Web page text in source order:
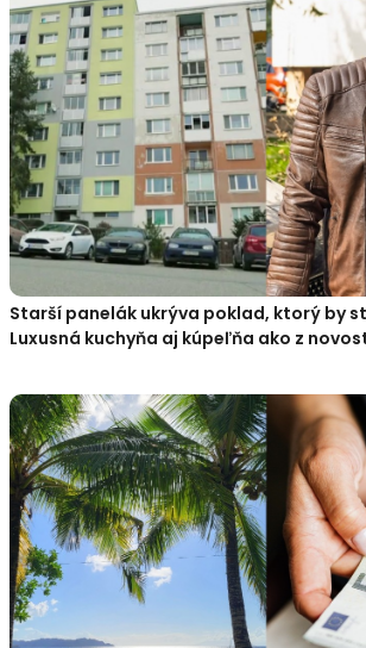
Starší panelák ukrýva poklad, ktorý by
Luxusná kuchyňa aj kúpeľňa ako z